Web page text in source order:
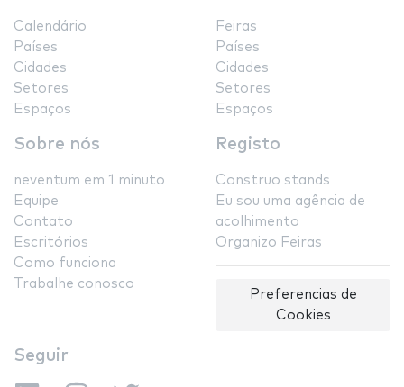
Calendário
Países
Cidades
Setores
Espaços
Feiras
Países
Cidades
Setores
Espaços
Sobre nós
neventum em 1 minuto
Equipe
Contato
Escritórios
Como funciona
Trabalhe conosco
Registo
Construo stands
Eu sou uma agência de
acolhimento
Organizo Feiras
Preferencias de
Cookies
Seguir